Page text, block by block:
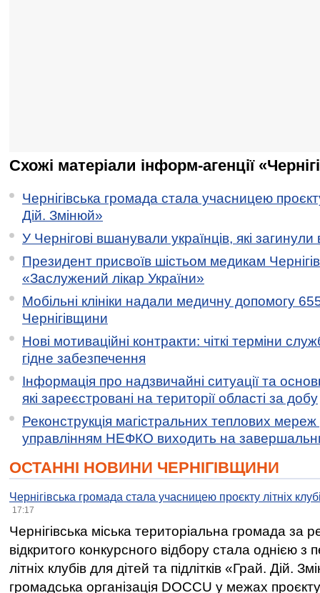
Схожі матеріали інформ-агенції
Чернігівська громада стала учасницею
Дій. Змінюй»
У Чернігові вшанували українців, які загинули
Президент присвоїв шістьом медикам
«Заслужений лікар України»
Мобільні клініки надали медичну допомогу
Чернігівщини
Нові мотиваційні контракти: чіткі терміни
гідне забезпечення
Інформація про надзвичайні ситуації та
які зареєстровані на території області за добу
Реконструкція магістральних теплових мереж
управлінням НЕФКО виходить на
ОСТАННІ НОВИНИ ЧЕРНІГІВЩИНИ
Чернігівська громада стала учасницею проєкту літніх
17:17
Чернігівська міська територіальна громада за
відкритого конкурсного відбору стала однією
літніх клубів для дітей та підлітків «Грай. Дій.
громадська організація DOCCU у межах